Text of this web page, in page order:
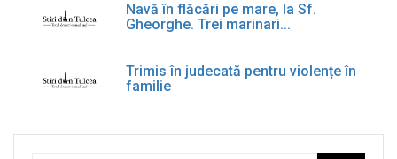
Navă în flăcări pe mare, la Sf.
Gheorghe. Trei marinari...
Trimis în judecată pentru violențe în
familie